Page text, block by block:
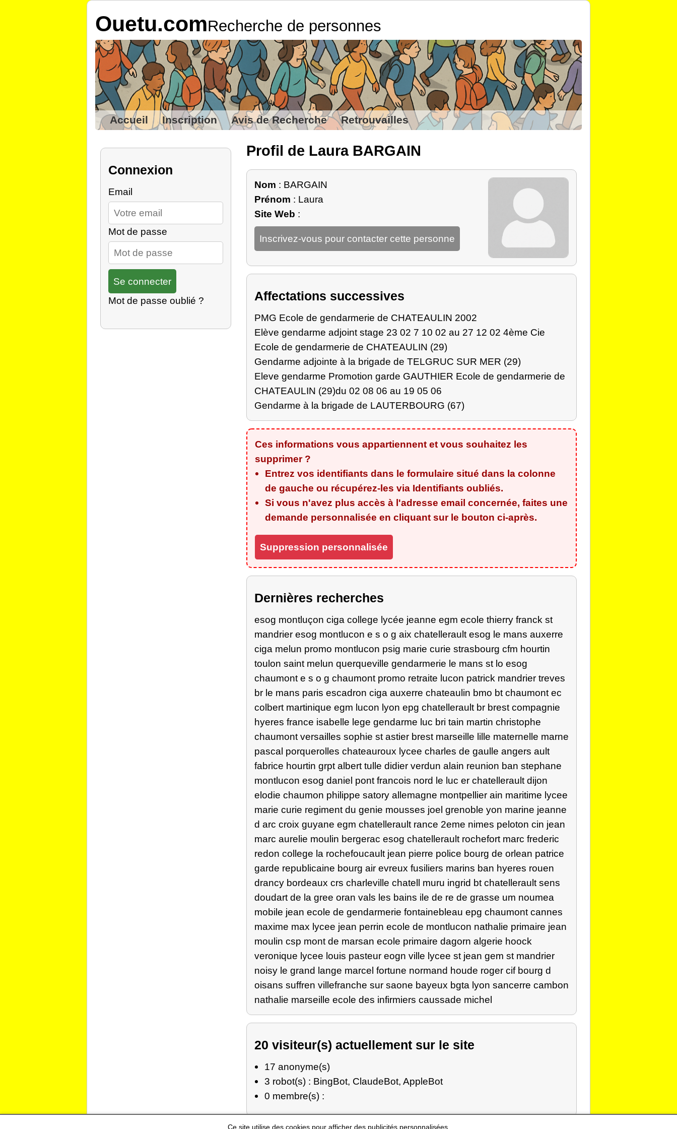
Ce site utilise des cookies pour afficher des publicités personnalisées.
Ouetu.comRecherche de personnes
Accueil Inscription Avis de Recherche Retrouvailles
Connexion
Email
Mot de passe
Mot de passe oublié ?
Profil de Laura BARGAIN
Nom : BARGAIN
Prénom : Laura
Site Web :
Inscrivez-vous pour contacter cette personne
Affectations successives
PMG Ecole de gendarmerie de CHATEAULIN 2002
Elève gendarme adjoint stage 23 02 7 10 02 au 27 12 02 4ème Cie
Ecole de gendarmerie de CHATEAULIN (29)
Gendarme adjointe à la brigade de TELGRUC SUR MER (29)
Eleve gendarme Promotion garde GAUTHIER Ecole de gendarmerie de
CHATEAULIN (29)du 02 08 06 au 19 05 06
Gendarme à la brigade de LAUTERBOURG (67)
Ces informations vous appartiennent et vous souhaitez les
supprimer ?
Entrez vos identifiants dans le formulaire situé dans la colonne
de gauche ou récupérez-les via Identifiants oubliés.
Si vous n'avez plus accès à l'adresse email concernée, faites une
demande personnalisée en cliquant sur le bouton ci-après.
Suppression personnalisée
Dernières recherches
esog montluçon ciga college lycée jeanne egm ecole thierry franck st
mandrier esog montlucon e s o g aix chatellerault esog le mans auxerre
ciga melun promo montlucon psig marie curie strasbourg cfm hourtin
toulon saint melun querqueville gendarmerie le mans st lo esog
chaumont e s o g chaumont promo retraite lucon patrick mandrier treves
br le mans paris escadron ciga auxerre chateaulin bmo bt chaumont ec
colbert martinique egm lucon lyon epg chatellerault br brest compagnie
hyeres france isabelle lege gendarme luc bri tain martin christophe
chaumont versailles sophie st astier brest marseille lille maternelle marne
pascal porquerolles chateauroux lycee charles de gaulle angers ault
fabrice hourtin grpt albert tulle didier verdun alain reunion ban stephane
montlucon esog daniel pont francois nord le luc er chatellerault dijon
elodie chaumon philippe satory allemagne montpellier ain maritime lycee
marie curie regiment du genie mousses joel grenoble yon marine jeanne
d arc croix guyane egm chatellerault rance 2eme nimes peloton cin jean
marc aurelie moulin bergerac esog chatellerault rochefort marc frederic
redon college la rochefoucault jean pierre police bourg de orlean patrice
garde republicaine bourg air evreux fusiliers marins ban hyeres rouen
drancy bordeaux crs charleville chatell muru ingrid bt chatellerault sens
doudart de la gree oran vals les bains ile de re de grasse um noumea
mobile jean ecole de gendarmerie fontainebleau epg chaumont cannes
maxime max lycee jean perrin ecole de montlucon nathalie primaire jean
moulin csp mont de marsan ecole primaire dagorn algerie hoock
veronique lycee louis pasteur eogn ville lycee st jean gem st mandrier
noisy le grand lange marcel fortune normand houde roger cif bourg d
oisans suffren villefranche sur saone bayeux bgta lyon sancerre cambon
nathalie marseille ecole des infirmiers caussade michel
20 visiteur(s) actuellement sur le site
17 anonyme(s)
3 robot(s) : BingBot, ClaudeBot, AppleBot
0 membre(s) :